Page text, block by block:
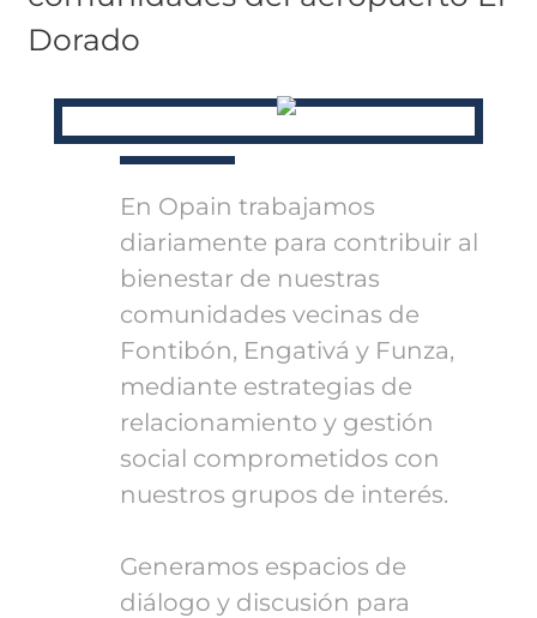
Dorado
En Opain trabajamos
diariamente para contribuir al
bienestar de nuestras
comunidades vecinas de
Fontibón, Engativá y Funza,
mediante estrategias de
relacionamiento y gestión
social comprometidos con
nuestros grupos de interés.
Generamos espacios de
diálogo y discusión para